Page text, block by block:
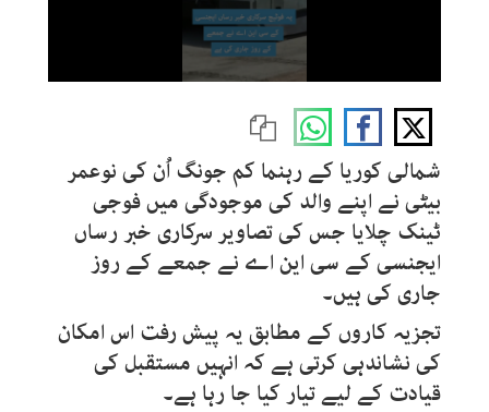
شمالی کوریا کے رہنما کم جونگ اُن کی نوعمر
بیٹی نے اپنے والد کی موجودگی میں فوجی
ٹینک چلایا جس کی تصاویر سرکاری خبر رساں
ایجنسی کے سی این اے نے جمعے کے روز
جاری کی ہیں۔
تجزیہ کاروں کے مطابق یہ پیش رفت اس امکان
کی نشاندہی کرتی ہے کہ انہیں مستقبل کی
قیادت کے لیے تیار کیا جا رہا ہے۔